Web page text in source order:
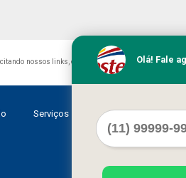
nossos links, é proibida sem a autorização do
Serviços Contato Mapa
Olá! Fale